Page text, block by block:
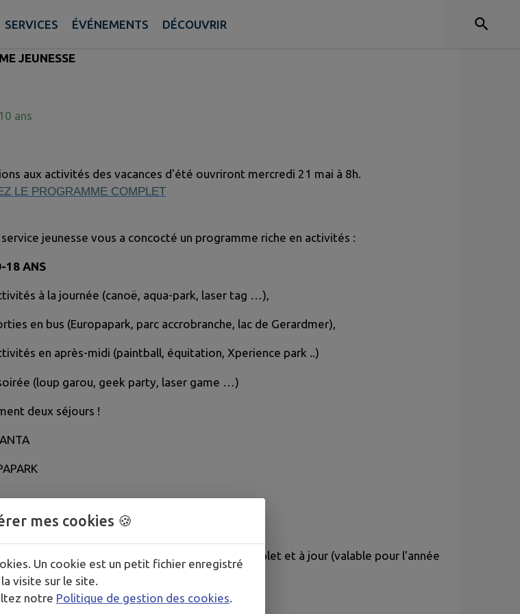
SERVICES ÉVÉNEMENTS DÉCOUVRIR
27 mai 2025 - Franken
JEUNESSE
ans
aux activités des vacances d'été ouvriront mercredi 21 mai à 8h.
LE PROGRAMME COMPLET
service jeunesse vous a concocté un programme riche en activités :
18 ANS
à la journée (canoë, aqua-park, laser tag …),
en bus (Europapark, parc accrobranche, lac de Gerardmer),
en après-midi (paintball, équitation, Xperience park ..)
(loup garou, geek party, laser game …)
deux séjours !
obligatoire via leportail famille
il est nécessaire de disposer d'un dossier complet et à jour (valable pour l'année
mes cookies 🍪
Un cookie est un petit fichier enregistré
visite sur le site.
notre Politique de gestion des cookies.